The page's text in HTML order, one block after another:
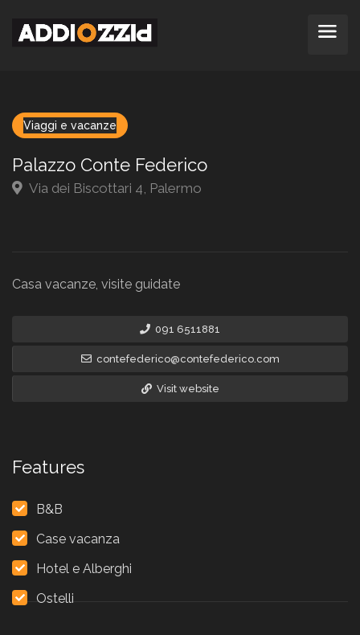
Viaggi e vacanze
Palazzo Conte Federico
Via dei Biscottari 4, Palermo
Casa vacanze, visite guidate
091 6511881
contefederico@contefederico.com
Visit website
Features
B&B
Case vacanza
Hotel e Alberghi
Ostelli